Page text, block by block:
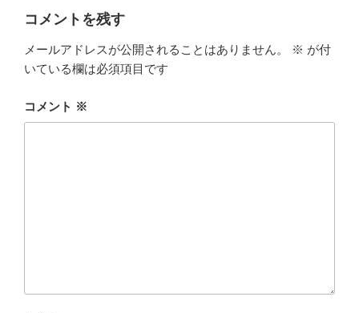
コメントを残す
メールアドレスが公開されることはありません。 ※ が付
いている欄は必須項目です
コメント ※